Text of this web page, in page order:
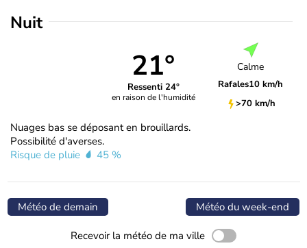
Nuit
21°
Ressenti 24°
en raison de l'humidité
Calme
Rafales10 km/h
>70 km/h
Nuages bas se déposant en brouillards.
Possibilité d'averses.
Risque de pluie
45 %
Météo de demain Météo du week-end
Recevoir la météo de ma ville